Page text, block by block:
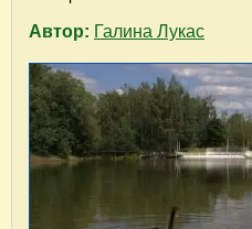
Автор: Галина Лукас